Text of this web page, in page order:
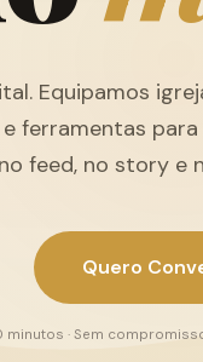
Equipamos
ferramentas
feed, no story e
Quero
minutos · Sem